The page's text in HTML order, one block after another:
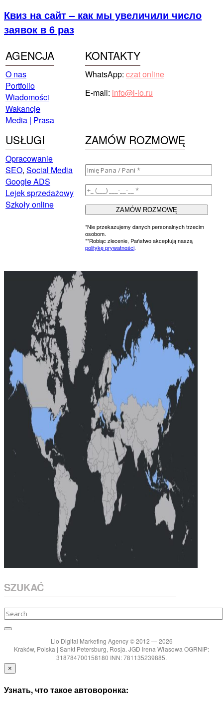
Квиз на сайт – как мы увеличили число
заявок в 6 раз
AGENCJA KONTAKTY
O nas
Portfolio
Wiadomości
Wakancje
Media | Prasa
WhatsApp: czat online
E-mail: info@l-io.ru
USŁUGI ZAMÓW ROZMOWĘ
Opracowanie
SEO, Social Media
Google ADS
Lejek sprzedażowy
Szkoły online
*Nie przekazujemy danych personalnych trzecim
osobom.
**Robiąc zlecenie, Państwo akceptują naszą
politykę prywatności.
SZUKAĆ
Lio Digital Marketing Agency © 2012 — 2026
Kraków, Polska | Sankt Petersburg, Rosja. JGD Irena Własowa OGRNIP:
318784700158180 INN: 781135239885.
×
Узнать, что такое автоворонка: